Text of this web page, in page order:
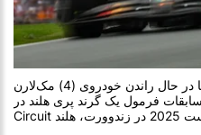
لاندو نوریس از بریتانیا در حال راندن خودروی (4) مک‌لارن MCL39
فرمول یک گرند پری هلند در